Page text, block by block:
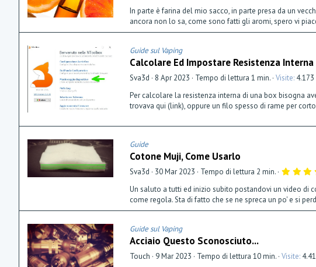
In parte è farina del mio sacco, in parte presa da un
ancora non lo sa, come sono fatti gli aromi, spero vi
Guide sul Vaping
Calcolare Ed Impostare Resistenza
Sva3d 8 Apr 2023 Tempo di lettura 1 min. Visite 4.173
Per calcolare la resistenza interna di una box bisogna
trovava qui (link), oppure un filo spesso di rame per
Guide
Cotone Muji, Come Usarlo
Sva3d 30 Mar 2023 Tempo di lettura 2 min.
Un saluto a tutti ed inizio subito postandovi un video di
come regola. Sta di fatto che se ne spreca un po' e si
Guide sul Vaping
Acciaio Questo Sconosciuto...
Touch 9 Mar 2023 Tempo di lettura 10 min. Visite